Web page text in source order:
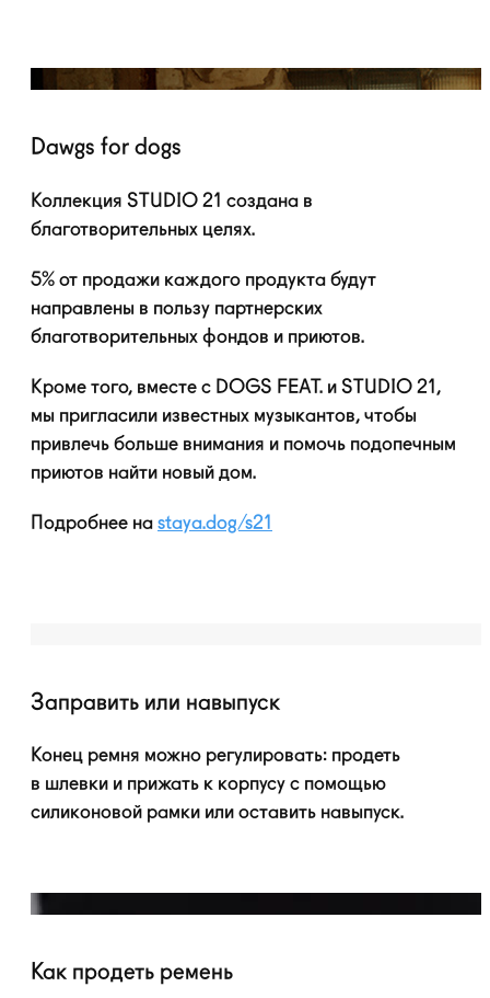
Dawgs for dogs
Коллекция STUDIO 21 создана в
благотворительных целях.
5% от продажи каждого продукта будут
направлены в пользу партнерских
благотворительных фондов и приютов.
Кроме того, вместе с DOGS FEAT. и STUDIO 21,
мы пригласили известных музыкантов, чтобы
привлечь больше внимания и помочь подопечным
приютов найти новый дом.
Подробнее на staya.dog/s21
Заправить или навыпуск
Конец ремня можно регулировать: продеть
в шлевки и прижать к корпусу с помощью
силиконовой рамки или оставить навыпуск.
Как продеть ремень